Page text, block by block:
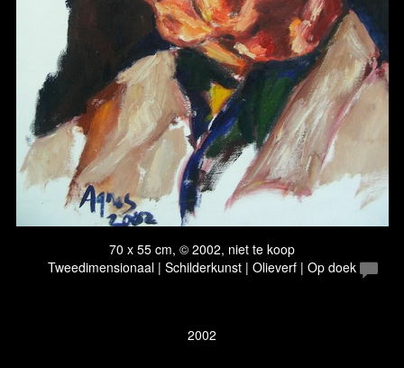
70 x 55 cm, © 2002, niet te koop
Tweedimensionaal | Schilderkunst | Olieverf | Op doek
2002